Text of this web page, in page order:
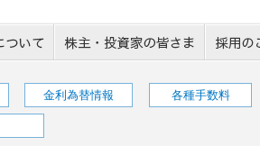
金利為替情報 各種手数料